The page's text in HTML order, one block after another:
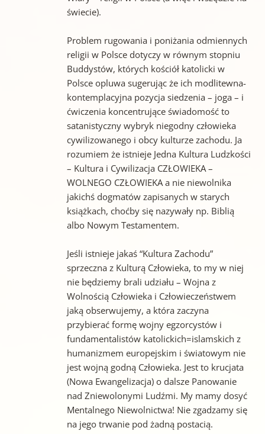
świecie).
Problem rugowania i poniżania odmiennych
religii w Polsce dotyczy w równym stopniu
Buddystów, których kościół katolicki w
Polsce opluwa sugerując że ich modlitewna-
kontemplacyjna pozycja siedzenia – joga – i
ćwiczenia koncentrujące świadomość to
satanistyczny wybryk niegodny człowieka
cywilizowanego i obcy kulturze zachodu. Ja
rozumiem że istnieje Jedna Kultura Ludzkości
– Kultura i Cywilizacja CZŁOWIEKA –
WOLNEGO CZŁOWIEKA a nie niewolnika
jakichś dogmatów zapisanych w starych
książkach, choćby się nazywały np. Biblią
albo Nowym Testamentem.
Jeśli istnieje jakaś “Kultura Zachodu”
sprzeczna z Kulturą Człowieka, to my w niej
nie będziemy brali udziału – Wojna z
Wolnością Człowieka i Człowieczeństwem
jaką obserwujemy, a która zaczyna
przybierać formę wojny egzorcystów i
fundamentalistów katolickich=islamskich z
humanizmem europejskim i światowym nie
jest wojną godną Człowieka. Jest to krucjata
(Nowa Ewangelizacja) o dalsze Panowanie
nad Zniewolonymi Ludźmi. My mamy dosyć
Mentalnego Niewolnictwa! Nie zgadzamy się
na jego trwanie pod żadną postacią.